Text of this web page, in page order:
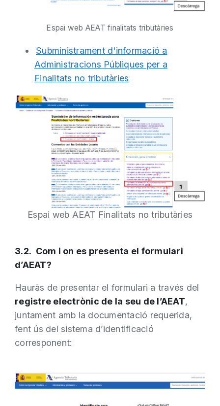
Espai web AEAT finalitats tributàries
Subministrament d'informació a
Administracions Públiques per a
Finalitats no tributàries
Espai web AEAT Finalitats no tributàries
3.2. Com i on es presenta el formulari
d’AEAT?
Hauràs de presentar el formulari a través del
registre electrònic de la seu de l’AEAT,
juntament amb la documentació requerida,
fent ús del sistema d’identificació
corresponent: